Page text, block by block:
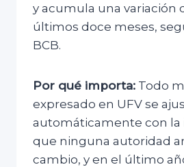
y acumula una variación
últimos doce meses,
BCB.
Por qué importa: Todo
expresado en UFV se
automáticamente con la
que ninguna autoridad
cambio, y en el último